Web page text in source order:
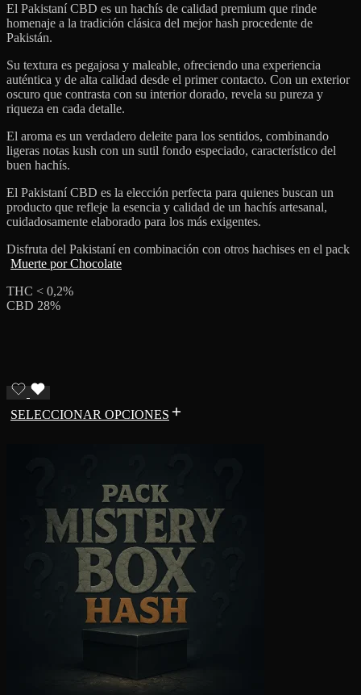
El Pakistaní CBD es un hachís de calidad premium que rinde
homenaje a la tradición clásica del mejor hash procedente de
Pakistán.
Su textura es pegajosa y maleable, ofreciendo una experiencia
auténtica y de alta calidad desde el primer contacto. Con un exterior
oscuro que contrasta con su interior dorado, revela su pureza y
riqueza en cada detalle.
El aroma es un verdadero deleite para los sentidos, combinando
ligeras notas kush con un sutil fondo especiado, característico del
buen hachís.
El Pakistaní CBD es la elección perfecta para quienes buscan un
producto que refleje la esencia y calidad de un hachís artesanal,
cuidadosamente elaborado para los más exigentes.
Disfruta del Pakistaní en combinación con otros hachises en el pack
Muerte por Chocolate
THC < 0,2%
CBD 28%
SELECCIONAR OPCIONES